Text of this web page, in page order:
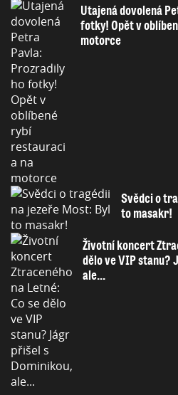
Utajená dovolená
fotky! Opět v
motorce
Svědci o
to masakr!
Životní koncert
dělo ve VIP stanu?
ale...